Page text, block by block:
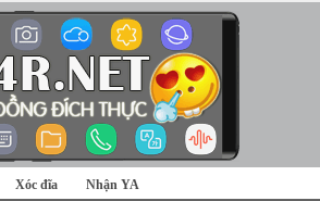
Xóc đĩa Nhận YA